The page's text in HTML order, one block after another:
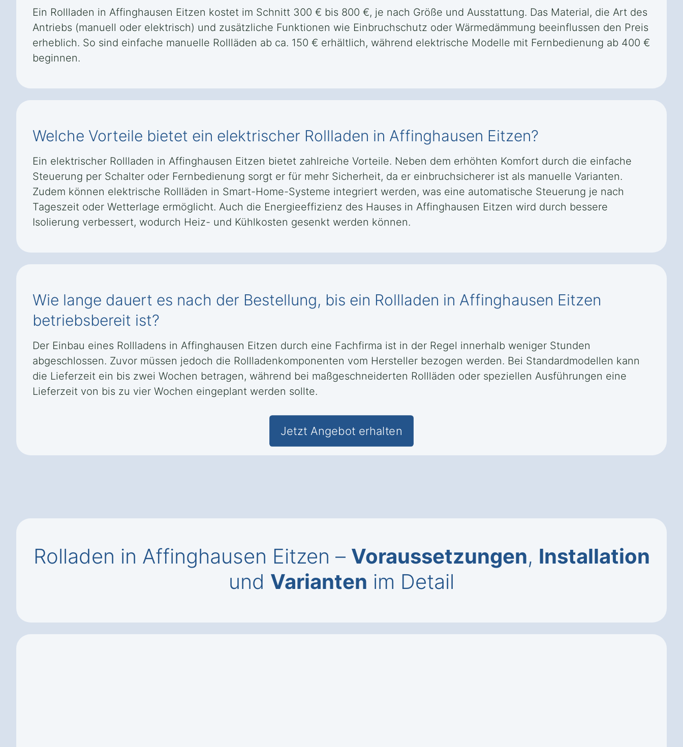
Ein Rollladen in Affinghausen Eitzen kostet im Schnitt 300 € bis 800 €, je nach Größe und Ausstattung. Das Material, die Art des
Antriebs (manuell oder elektrisch) und zusätzliche Funktionen wie Einbruchschutz oder Wärmedämmung beeinflussen den Preis
erheblich. So sind einfache manuelle Rollläden ab ca. 150 € erhältlich, während elektrische Modelle mit Fernbedienung ab 400 €
beginnen.
Welche Vorteile bietet ein elektrischer Rollladen in Affinghausen Eitzen?
Ein elektrischer Rollladen in Affinghausen Eitzen bietet zahlreiche Vorteile. Neben dem erhöhten Komfort durch die einfache
Steuerung per Schalter oder Fernbedienung sorgt er für mehr Sicherheit, da er einbruchsicherer ist als manuelle Varianten.
Zudem können elektrische Rollläden in Smart-Home-Systeme integriert werden, was eine automatische Steuerung je nach
Tageszeit oder Wetterlage ermöglicht. Auch die Energieeffizienz des Hauses in Affinghausen Eitzen wird durch bessere
Isolierung verbessert, wodurch Heiz- und Kühlkosten gesenkt werden können.
Wie lange dauert es nach der Bestellung, bis ein Rollladen in Affinghausen Eitzen
betriebsbereit ist?
Der Einbau eines Rollladens in Affinghausen Eitzen durch eine Fachfirma ist in der Regel innerhalb weniger Stunden
abgeschlossen. Zuvor müssen jedoch die Rollladenkomponenten vom Hersteller bezogen werden. Bei Standardmodellen kann
die Lieferzeit ein bis zwei Wochen betragen, während bei maßgeschneiderten Rollläden oder speziellen Ausführungen eine
Lieferzeit von bis zu vier Wochen eingeplant werden sollte.
Jetzt Angebot erhalten
Rolladen in Affinghausen Eitzen – Voraussetzungen, Installation
und Varianten im Detail